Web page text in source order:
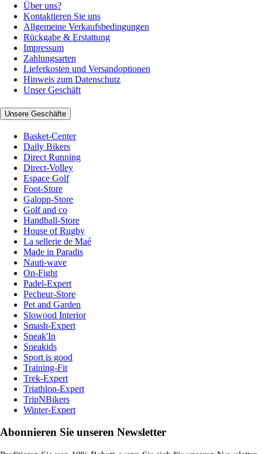
Über uns?
Kontaktieren Sie uns
Allgemeine Verkaufsbedingungen
Rückgabe & Erstattung
Impressum
Zahlungsarten
Lieferkosten und Versandoptionen
Hinweis zum Datenschutz
Unser Geschäft
Unsere Geschäfte
Basket-Center
Daily Bikers
Direct Running
Direct-Volley
Espace Golf
Foot-Store
Galopp-Store
Golf and co
Handball-Store
House of Rugby
La sellerie de Maé
Made in Paradis
Nauti-wave
On-Fight
Padel-Expert
Pecheur-Store
Pet and Garden
Slowood Interior
Smash-Expert
Sneak'In
Sneakids
Sport is good
Training-Fit
Trek-Expert
Triathlon-Expert
TripNBikers
Winter-Expert
Abonnieren Sie unseren Newsletter